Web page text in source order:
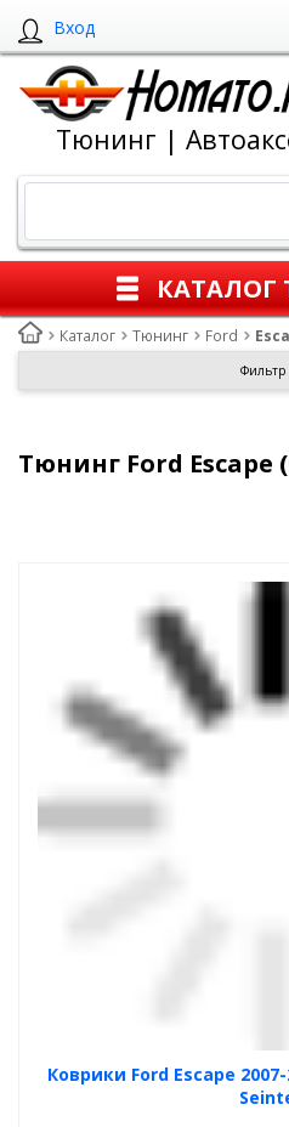
Вход
Тюнинг |
КАТАЛОГ
Каталог Тюнинг Ford
Фильтр
Тюнинг Ford Escape
Коврики Ford Escape